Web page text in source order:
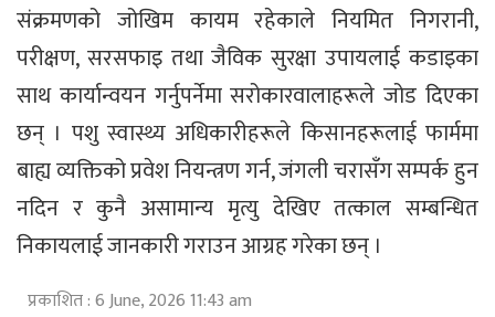
संक्रमणको जोखिम कायम रहेकाले नियमित निगरानी,
परीक्षण, सरसफाइ तथा जैविक सुरक्षा उपायलाई कडाइका
साथ कार्यान्वयन गर्नुपर्नेमा सरोकारवालाहरूले जोड दिएका
छन् । पशु स्वास्थ्य अधिकारीहरूले किसानहरूलाई फार्ममा
बाह्य व्यक्तिको प्रवेश नियन्त्रण गर्न, जंगली चरासँग सम्पर्क हुन
नदिन र कुनै असामान्य मृत्यु देखिए तत्काल सम्बन्धित
निकायलाई जानकारी गराउन आग्रह गरेका छन् ।
प्रकाशित : 6 June, 2026 11:43 am